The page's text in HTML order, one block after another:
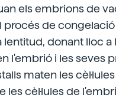
els embrions de
procés de congelació
lentitud, donant lloc a
l'embrió i les seves
maten les
les cèl·lules de